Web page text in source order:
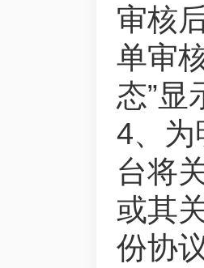
审核
单审
态”显
4、为
台将
或其
份协